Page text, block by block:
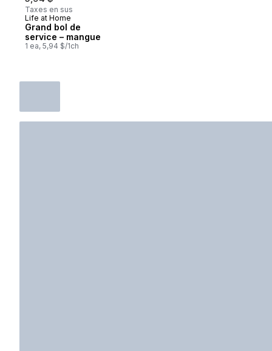
Taxes en sus
Life at Home
Grand bol de
service – mangue
1 ea, 5,94 $/1ch